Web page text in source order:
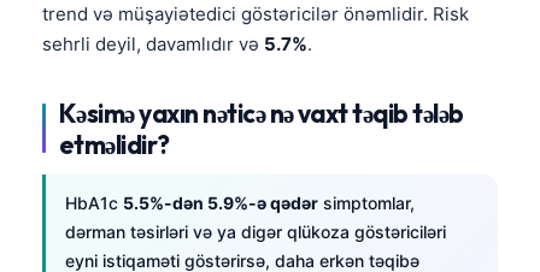
trend və müşayiətedici göstəricilər önəmlidir. Risk
sehrli deyil, davamlıdır və 5.7%.
Kəsimə yaxın nəticə nə vaxt təqib tələb
etməlidir?
HbA1c 5.5%-dən 5.9%-ə qədər simptomlar,
dərman təsirləri və ya digər qlükoza göstəriciləri
eyni istiqaməti göstərirsə, daha erkən təqibə